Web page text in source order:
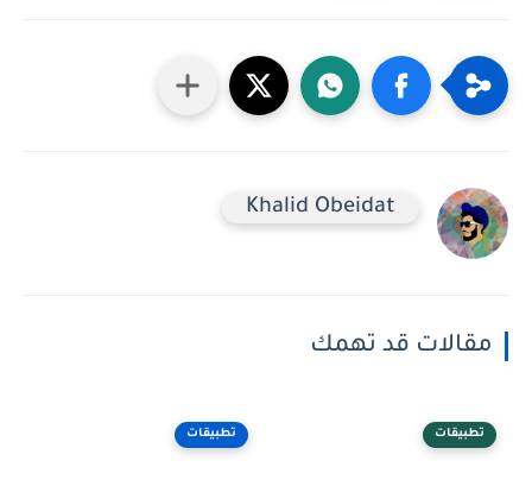
Khalid Obeidat
مقالات قد تهمك
تطبيقات تطبيقات